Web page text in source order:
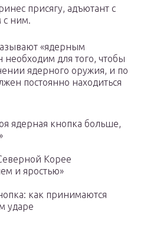
присягу, адъютант с
с ним.
«ядерным
для того, чтобы
ядерного оружия, и по
постоянно находиться
ядерная кнопка больше,
Корее
и яростью»
как принимаются
ударе